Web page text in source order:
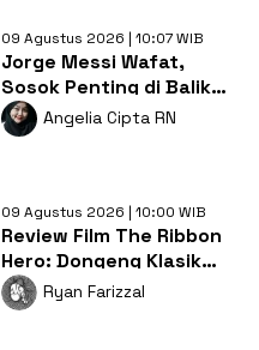
09 Agustus 2026 | 10:07 WIB
Jorge Messi Wafat,
Sosok Penting di Balik
Karier Lionel Messi
Angelia Cipta RN
09 Agustus 2026 | 10:00 WIB
Review Film The Ribbon
Hero: Dongeng Klasik
Tezuka dalam Balutan
Modernitas
Ryan Farizzal